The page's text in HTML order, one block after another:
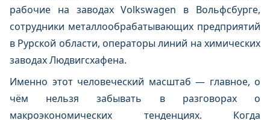
рабочие на заводах Volkswagen в Вольфсбурге,
сотрудники металлообрабатывающих предприятий
в Рурской области, операторы линий на химических
заводах Людвигсхафена.
Именно этот человеческий масштаб — главное, о
чём нельзя забывать в разговорах о
макроэкономических тенденциях. Когда